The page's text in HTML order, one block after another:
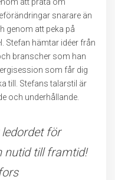
snarare än
genom att peka på
Stefan hämtar idéer från
branscher som han
som får dig
till. Stefans talarstil är
och underhållande.
för
nutid till framtid!